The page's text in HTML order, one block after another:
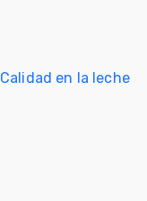
Calidad en la leche